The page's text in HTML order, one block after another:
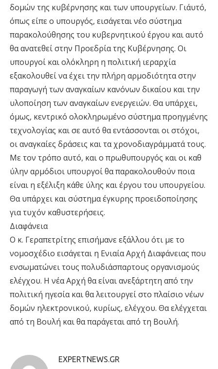
δομών της κυβέρνησης και των υπουργείων. Γι΄αυτό,
όπως είπε ο υπουργός, εισάγεται νέο σύστημα
παρακολούθησης του κυβερνητικού έργου και αυτό
θα ανατεθεί στην Προεδρία της Κυβέρνησης. Οι
υπουργοί και ολόκληρη η πολιτική ιεραρχία
εξακολουθεί να έχει την πλήρη αρμοδιότητα στην
παραγωγή των αναγκαίων κανόνων δικαίου και την
υλοποίηση των αναγκαίων ενεργειών. Θα υπάρχει,
όμως, κεντρικό ολοκληρωμένο σύστημα προηγμένης
τεχνολογίας και σε αυτό θα εντάσσονται οι στόχοι,
οι αναγκαίες δράσεις και τα χρονοδιαγράμματά τους.
Με τον τρόπο αυτό, και ο πρωθυπουργός και οι καθ
ύλην αρμόδιοι υπουργοί θα παρακολουθούν ποια
είναι η εξέλιξη κάθε ύλης και έργου του υπουργείου.
Θα υπάρχει και σύστημα έγκυρης προειδοποίησης
για τυχόν καθυστερήσεις.
Διαφάνεια
Ο κ. Γεραπετρίτης επισήμανε εξάλλου ότι με το
νομοσχέδιο εισάγεται η Ενιαία Αρχή Διαφάνειας που
ενσωματώνει τους πολυδιάσπαρτους οργανισμούς
ελέγχου. Η νέα Αρχή θα είναι ανεξάρτητη από την
πολιτική ηγεσία και θα λειτουργεί στο πλαίσιο νέων
δομών ηλεκτρονικού, κυρίως, ελέγχου. Θα ελέγχεται
από τη Βουλή και θα παράγεται από τη Βουλή.
EXPERTNEWS.GR